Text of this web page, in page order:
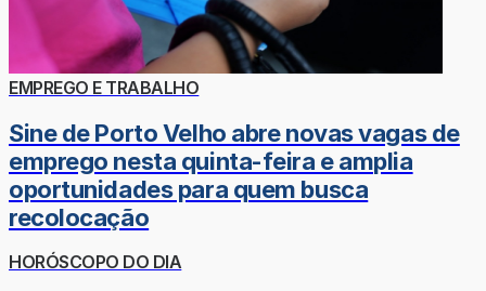
EMPREGO E TRABALHO
Sine de Porto Velho abre novas vagas de
emprego nesta quinta-feira e amplia
oportunidades para quem busca
recolocação
HORÓSCOPO DO DIA